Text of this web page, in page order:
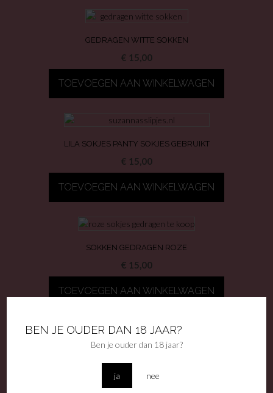
BEN JE OUDER DAN 18 JAAR?
Ben je ouder dan 18 jaar?
ja nee
GEDRAGEN WITTE SOKKEN
€ 15,00
TOEVOEGEN AAN WINKELWAGEN
LILA SOKJES PANTY SOKJES GEBRUIKT
€ 15,00
TOEVOEGEN AAN WINKELWAGEN
SOKKEN GEDRAGEN ROZE
€ 15,00
TOEVOEGEN AAN WINKELWAGEN
SOKKEN GEDRAGEN WIT POESJES